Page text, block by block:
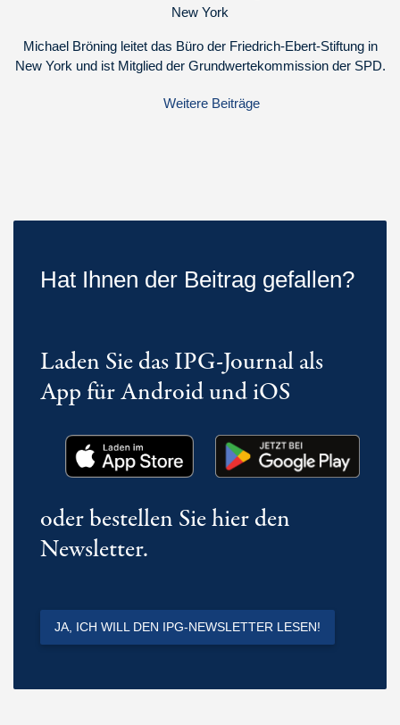
New York
Michael Bröning leitet das Büro der Friedrich-Ebert-Stiftung in
New York und ist Mitglied der Grundwertekommission der SPD.
Weitere Beiträge
Hat Ihnen der Beitrag gefallen?
Laden Sie das IPG-Journal als
App für Android und iOS
oder bestellen Sie hier den
Newsletter.
JA, ICH WILL DEN IPG-NEWSLETTER LESEN!